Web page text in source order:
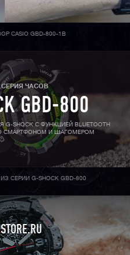
CASIO GBD-800-1B
СЕРИЯ ЧАСОВ
GBD-800
SHOCK С ФУНКЦИЕЙ BLUETOOTH
СМАРТФОНОМ И ШАГОМЕРОМ
СЕРИИ G-SHOCK GBD-800